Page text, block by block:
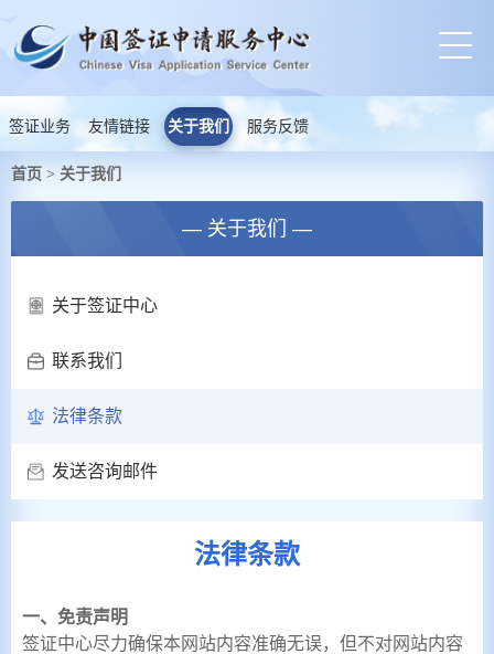
签证业务 友情链接 关于我们 服务反馈
首页 > 关于我们
— 关于我们 —
关于签证中心
联系我们
法律条款
发送咨询邮件
法律条款
一、免责声明
签证中心尽力确保本网站内容准确无误，但不对网站内容